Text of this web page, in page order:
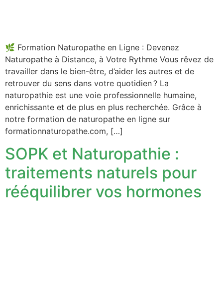
🌿 Formation Naturopathe en Ligne : Devenez
Naturopathe à Distance, à Votre Rythme Vous rêvez de
travailler dans le bien-être, d’aider les autres et de
retrouver du sens dans votre quotidien ? La
naturopathie est une voie professionnelle humaine,
enrichissante et de plus en plus recherchée. Grâce à
notre formation de naturopathe en ligne sur
formationnaturopathe.com, […]
SOPK et Naturopathie :
traitements naturels pour
rééquilibrer vos hormones